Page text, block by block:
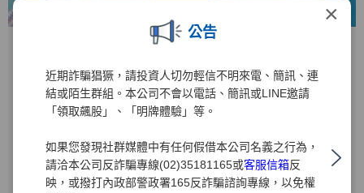
×
公告
近期詐騙猖獗，請投資人切勿輕信不明來電、簡訊、連
結或陌生群組。本公司不會以電話、簡訊或LINE邀請
「領取飆股」、「明牌體驗」等。
如果您發現社群媒體中有任何假借本公司名義之行為，
請洽本公司反詐騙專線(02)35181165或客服信箱反
映，或撥打內政部警政署165反詐騙諮詢專線，以免權
公開資訊觀測站
進入公開資訊觀測站後
1 輸入公司代碼：2885
2
輸入查詢年度